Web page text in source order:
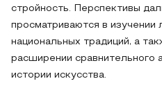
стройность. Перспективы
просматриваются в изучении
национальных традиций, а
расширении сравнительного
истории искусства.